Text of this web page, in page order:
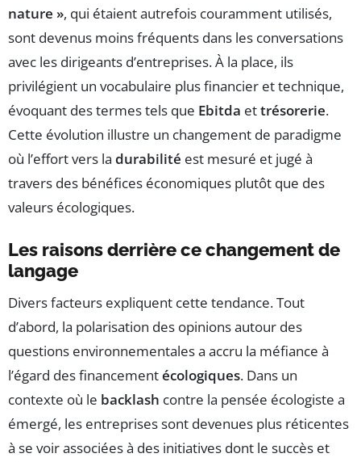
nature », qui étaient autrefois couramment utilisés,
sont devenus moins fréquents dans les conversations
avec les dirigeants d’entreprises. À la place, ils
privilégient un vocabulaire plus financier et technique,
évoquant des termes tels que Ebitda ettrésorerie.
Cette évolution illustre un changement de paradigme
où l’effort vers la durabilité est mesuré et jugé à
travers des bénéfices économiques plutôt que des
valeurs écologiques.
Les raisons derrière ce changement de
langage
Divers facteurs expliquent cette tendance. Tout
d’abord, la polarisation des opinions autour des
questions environnementales a accru la méfiance à
l’égard des financementécologiques. Dans un
contexte où le backlash contre la pensée écologiste a
émergé, les entreprises sont devenues plus réticentes
à se voir associées à des initiatives dont le succès et